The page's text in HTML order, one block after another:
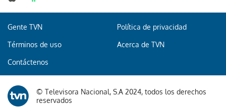
Gente TVN Política de privacidad
Términos de uso Acerca de TVN
Contáctenos
© Televisora Nacional, S.A 2024, todos los derechos
reservados